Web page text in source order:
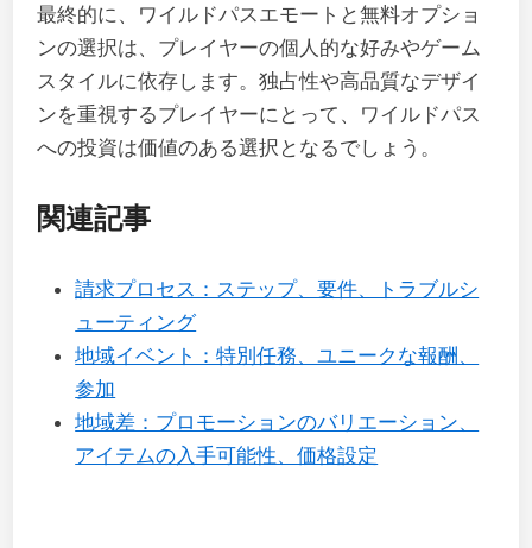
最終的に、ワイルドパスエモートと無料オプショ
ンの選択は、プレイヤーの個人的な好みやゲーム
スタイルに依存します。独占性や高品質なデザイ
ンを重視するプレイヤーにとって、ワイルドパス
への投資は価値のある選択となるでしょう。
関連記事
請求プロセス：ステップ、要件、トラブルシ
ューティング
地域イベント：特別任務、ユニークな報酬、
参加
地域差：プロモーションのバリエーション、
アイテムの入手可能性、価格設定